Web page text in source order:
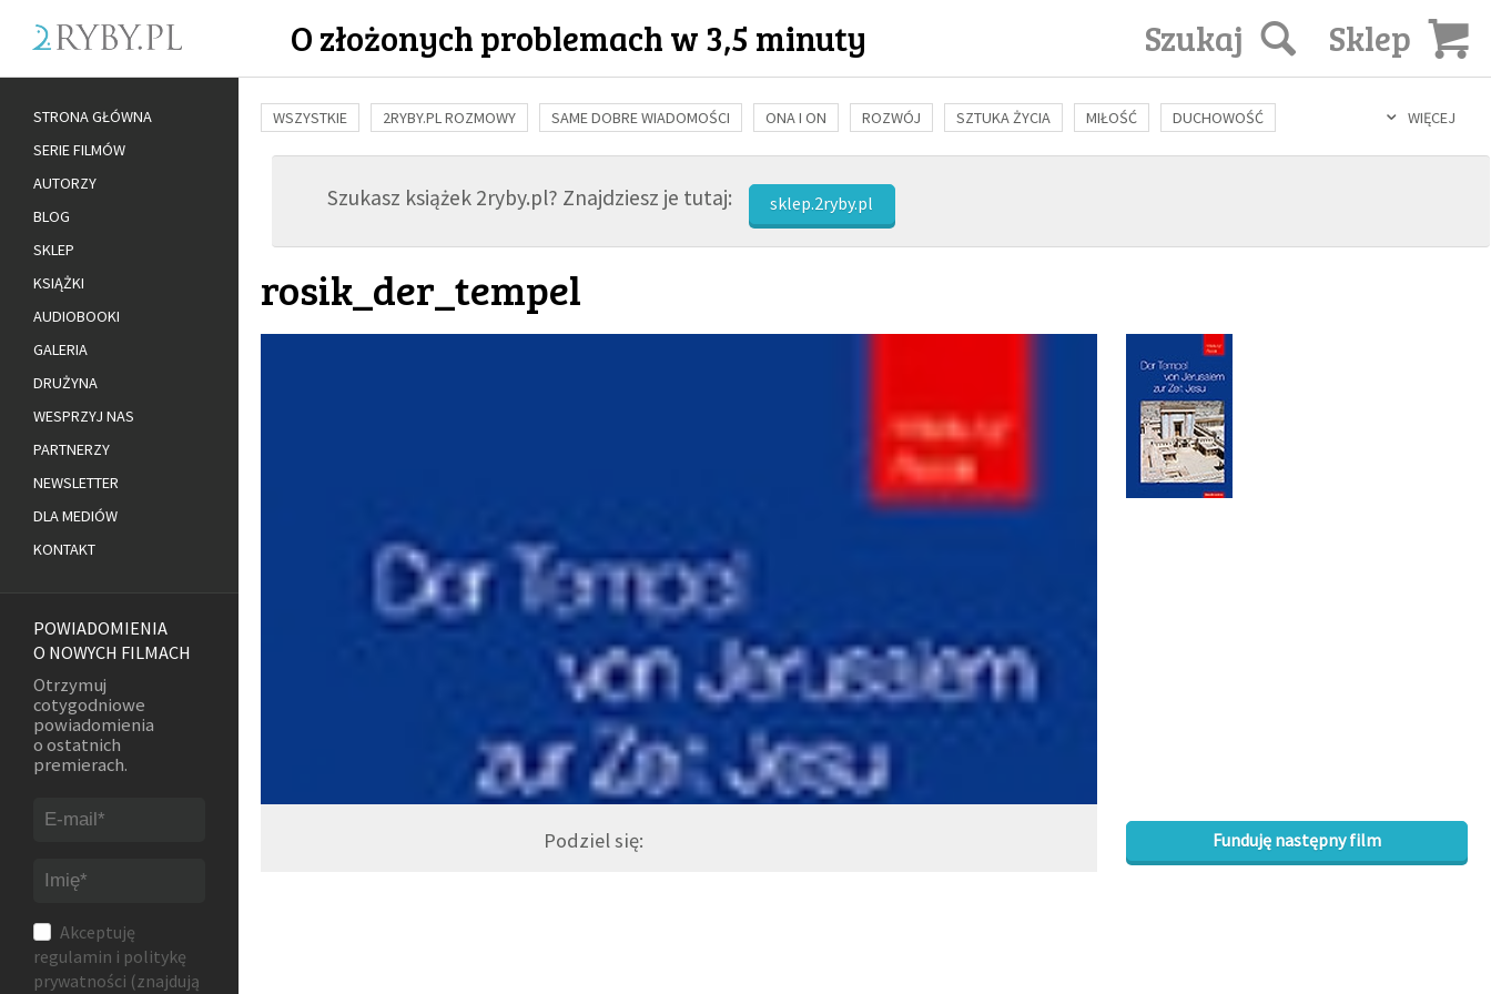
O złożonych problemach w 3,5 minuty Sklep
Szukaj
WIĘCEJ
WSZYSTKIE 2RYBY.PL ROZMOWY SAME DOBRE WIADOMOŚCI ONA I ON ROZWÓJ SZTUKA ŻYCIA MIŁOŚĆ DUCHOWOŚĆ
BUDOWANIE WIĘZI RODZINA NAUKA BIBLIA KOBIETA MĘŻCZYZNA RELIGIE FILOZOFIA KULTURA ŚWIĘCI SEKS IN VITRO
ADOPCJASzukasz książek 2ryby.pl? Znajdziesz je tutaj: sklep.2ryby.pl
rosik_der_tempel
Podziel się: Funduję następny film
STRONA GŁÓWNA
SERIE FILMÓW
AUTORZY
BLOG
SKLEP
KSIĄŻKI
AUDIOBOOKI
GALERIA
DRUŻYNA
WESPRZYJ NAS
PARTNERZY
NEWSLETTER
DLA MEDIÓW
KONTAKT
POWIADOMIENIA
O NOWYCH FILMACH
Otrzymuj
cotygodniowe
powiadomienia
o ostatnich
premierach.
Akceptuję
regulamin i politykę
prywatności (znajdują